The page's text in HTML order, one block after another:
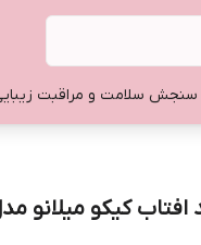
سنجش سلامت و مراقبت